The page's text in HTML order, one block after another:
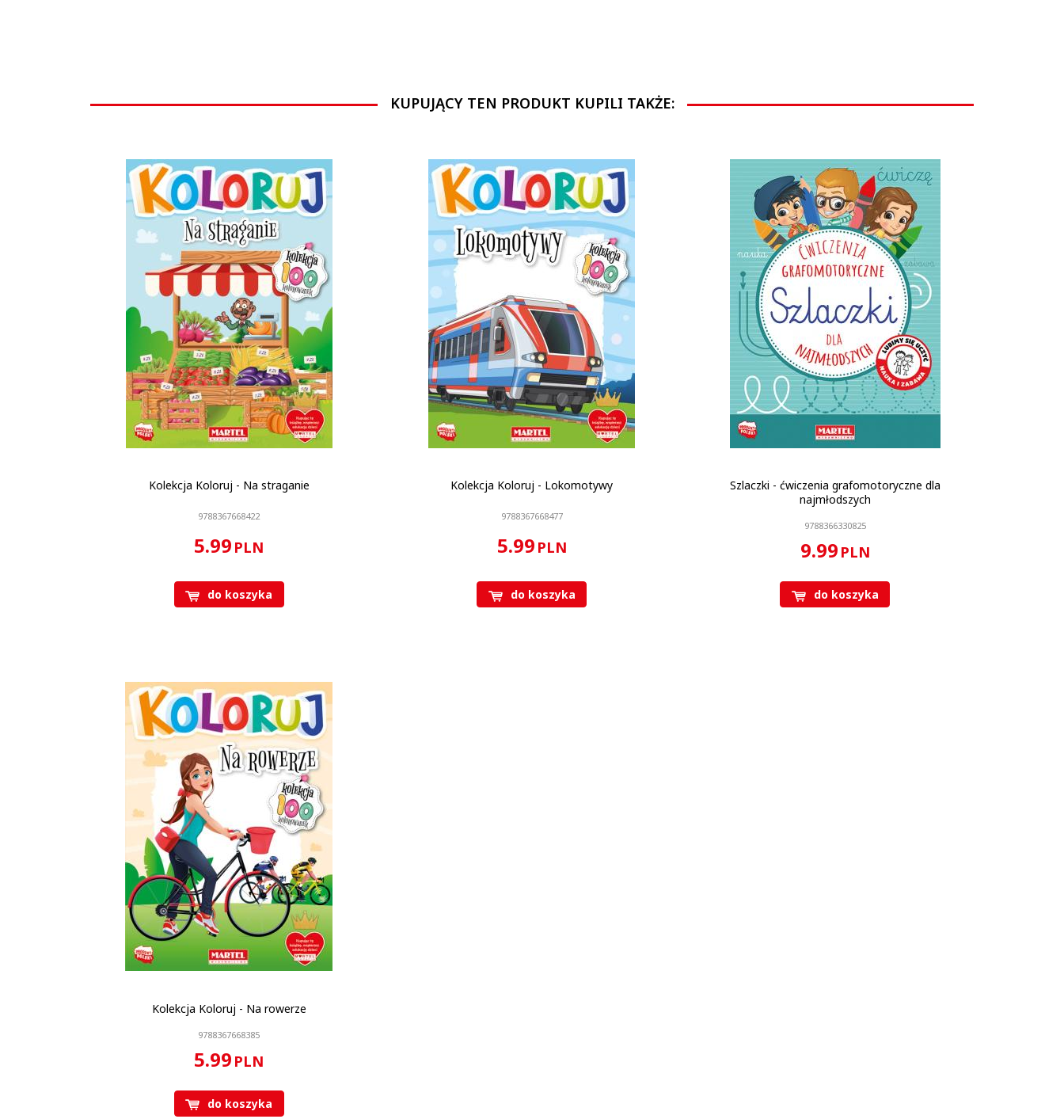
KUPUJĄCY TEN PRODUKT KUPILI TAKŻE:
Kolekcja Koloruj - Na straganie
9788367668422
5.99 PLN
do koszyka
Kolekcja Koloruj - Lokomotywy
9788367668477
5.99 PLN
do koszyka
Szlaczki - ćwiczenia grafomotoryczne dla
najmłodszych
9788366330825
9.99 PLN
do koszyka
Kolekcja Koloruj - Na rowerze
9788367668385
5.99 PLN
do koszyka